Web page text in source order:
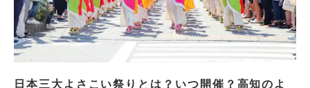
日本三大よさこい祭りとは？いつ開催？高知のよ